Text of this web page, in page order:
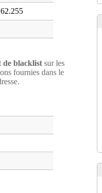
de blacklist sur les
fournies dans le